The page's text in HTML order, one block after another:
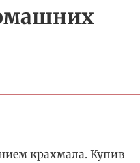
крахмала. Купив